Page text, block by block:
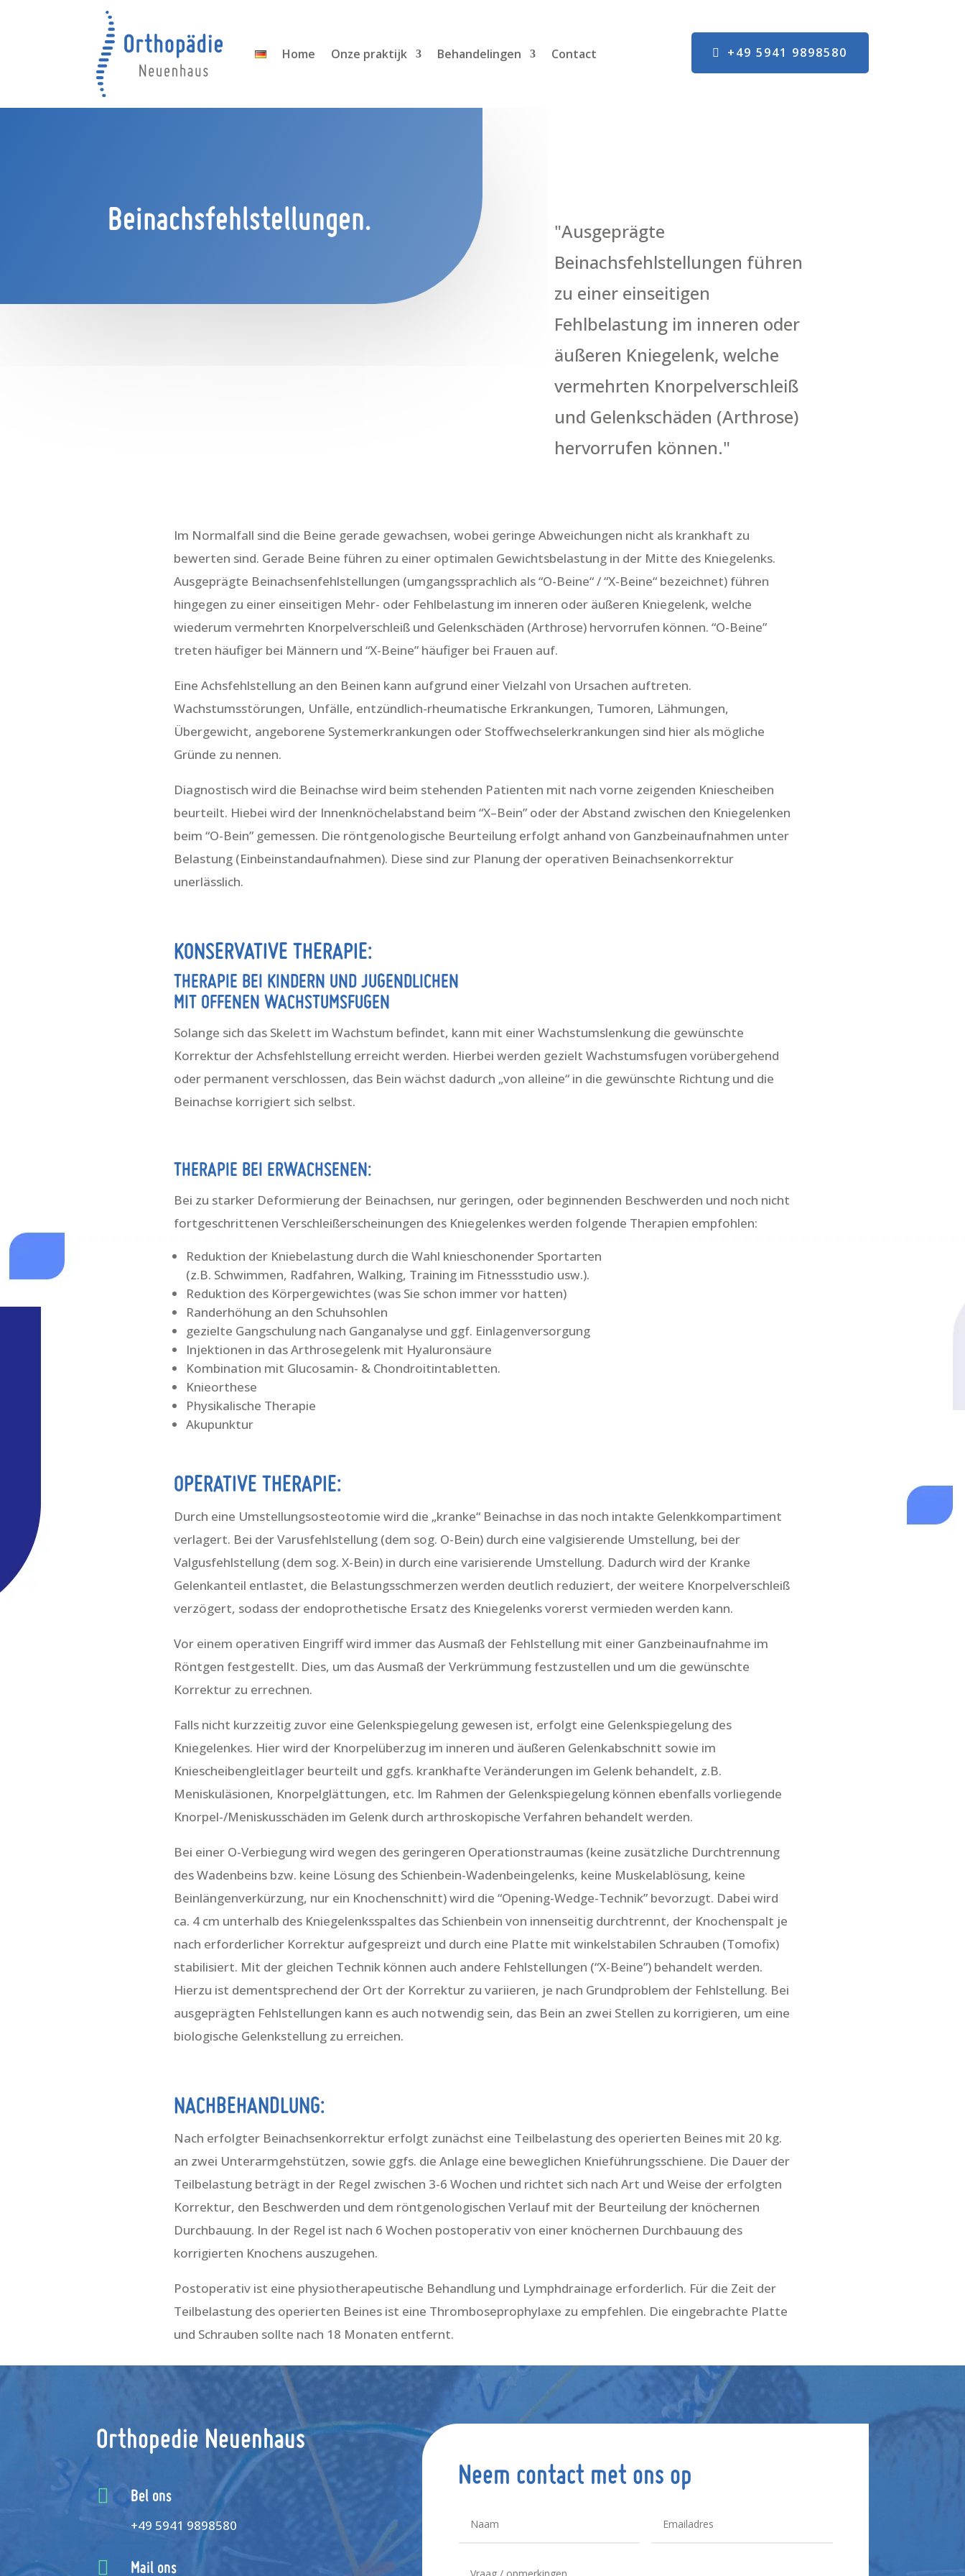
Home Onze praktijk Behandelingen Contact +49 5941 9898580
Beinachsfehlstellungen.
"Ausgeprägte
Beinachsfehlstellungen führen
zu einer einseitigen
Fehlbelastung im inneren oder
äußeren Kniegelenk, welche
vermehrten Knorpelverschleiß
und Gelenkschäden (Arthrose)
hervorrufen können."
Im Normalfall sind die Beine gerade gewachsen, wobei geringe Abweichungen nicht als krankhaft zu
bewerten sind. Gerade Beine führen zu einer optimalen Gewichtsbelastung in der Mitte des Kniegelenks.
Ausgeprägte Beinachsenfehlstellungen (umgangssprachlich als “O-Beine“ / “X-Beine“ bezeichnet) führen
hingegen zu einer einseitigen Mehr- oder Fehlbelastung im inneren oder äußeren Kniegelenk, welche
wiederum vermehrten Knorpelverschleiß und Gelenkschäden (Arthrose) hervorrufen können. “O-Beine”
treten häufiger bei Männern und “X-Beine” häufiger bei Frauen auf.
Eine Achsfehlstellung an den Beinen kann aufgrund einer Vielzahl von Ursachen auftreten.
Wachstumsstörungen, Unfälle, entzündlich-rheumatische Erkrankungen, Tumoren, Lähmungen,
Übergewicht, angeborene Systemerkrankungen oder Stoffwechselerkrankungen sind hier als mögliche
Gründe zu nennen.
Diagnostisch wird die Beinachse wird beim stehenden Patienten mit nach vorne zeigenden Kniescheiben
beurteilt. Hiebei wird der Innenknöchelabstand beim “X–Bein” oder der Abstand zwischen den Kniegelenken
beim “O-Bein” gemessen. Die röntgenologische Beurteilung erfolgt anhand von Ganzbeinaufnahmen unter
Belastung (Einbeinstandaufnahmen). Diese sind zur Planung der operativen Beinachsenkorrektur
unerlässlich.
KONSERVATIVE THERAPIE:
THERAPIE BEI KINDERN UND JUGENDLICHEN
MIT OFFENEN WACHSTUMSFUGEN
Solange sich das Skelett im Wachstum befindet, kann mit einer Wachstumslenkung die gewünschte
Korrektur der Achsfehlstellung erreicht werden. Hierbei werden gezielt Wachstumsfugen vorübergehend
oder permanent verschlossen, das Bein wächst dadurch „von alleine“ in die gewünschte Richtung und die
Beinachse korrigiert sich selbst.
THERAPIE BEI ERWACHSENEN:
Bei zu starker Deformierung der Beinachsen, nur geringen, oder beginnenden Beschwerden und noch nicht
fortgeschrittenen Verschleißerscheinungen des Kniegelenkes werden folgende Therapien empfohlen:
Reduktion der Kniebelastung durch die Wahl knieschonender Sportarten
(z.B. Schwimmen, Radfahren, Walking, Training im Fitnessstudio usw.).
Reduktion des Körpergewichtes (was Sie schon immer vor hatten)
Randerhöhung an den Schuhsohlen
gezielte Gangschulung nach Ganganalyse und ggf. Einlagenversorgung
Injektionen in das Arthrosegelenk mit Hyaluronsäure
Kombination mit Glucosamin- & Chondroitintabletten.
Knieorthese
Physikalische Therapie
Akupunktur
OPERATIVE THERAPIE:
Durch eine Umstellungsosteotomie wird die „kranke“ Beinachse in das noch intakte Gelenkkompartiment
verlagert. Bei der Varusfehlstellung (dem sog. O-Bein) durch eine valgisierende Umstellung, bei der
Valgusfehlstellung (dem sog. X-Bein) in durch eine varisierende Umstellung. Dadurch wird der Kranke
Gelenkanteil entlastet, die Belastungsschmerzen werden deutlich reduziert, der weitere Knorpelverschleiß
verzögert, sodass der endoprothetische Ersatz des Kniegelenks vorerst vermieden werden kann.
Vor einem operativen Eingriff wird immer das Ausmaß der Fehlstellung mit einer Ganzbeinaufnahme im
Röntgen festgestellt. Dies, um das Ausmaß der Verkrümmung festzustellen und um die gewünschte
Korrektur zu errechnen.
Falls nicht kurzzeitig zuvor eine Gelenkspiegelung gewesen ist, erfolgt eine Gelenkspiegelung des
Kniegelenkes. Hier wird der Knorpelüberzug im inneren und äußeren Gelenkabschnitt sowie im
Kniescheibengleitlager beurteilt und ggfs. krankhafte Veränderungen im Gelenk behandelt, z.B.
Meniskuläsionen, Knorpelglättungen, etc. Im Rahmen der Gelenkspiegelung können ebenfalls vorliegende
Knorpel-/Meniskusschäden im Gelenk durch arthroskopische Verfahren behandelt werden.
Bei einer O-Verbiegung wird wegen des geringeren Operationstraumas (keine zusätzliche Durchtrennung
des Wadenbeins bzw. keine Lösung des Schienbein-Wadenbeingelenks, keine Muskelablösung, keine
Beinlängenverkürzung, nur ein Knochenschnitt) wird die “Opening-Wedge-Technik” bevorzugt. Dabei wird
ca. 4 cm unterhalb des Kniegelenksspaltes das Schienbein von innenseitig durchtrennt, der Knochenspalt je
nach erforderlicher Korrektur aufgespreizt und durch eine Platte mit winkelstabilen Schrauben (Tomofix)
stabilisiert. Mit der gleichen Technik können auch andere Fehlstellungen (“X-Beine”) behandelt werden.
Hierzu ist dementsprechend der Ort der Korrektur zu variieren, je nach Grundproblem der Fehlstellung. Bei
ausgeprägten Fehlstellungen kann es auch notwendig sein, das Bein an zwei Stellen zu korrigieren, um eine
biologische Gelenkstellung zu erreichen.
NACHBEHANDLUNG:
Nach erfolgter Beinachsenkorrektur erfolgt zunächst eine Teilbelastung des operierten Beines mit 20 kg.
an zwei Unterarmgehstützen, sowie ggfs. die Anlage eine beweglichen Knieführungsschiene. Die Dauer der
Teilbelastung beträgt in der Regel zwischen 3-6 Wochen und richtet sich nach Art und Weise der erfolgten
Korrektur, den Beschwerden und dem röntgenologischen Verlauf mit der Beurteilung der knöchernen
Durchbauung. In der Regel ist nach 6 Wochen postoperativ von einer knöchernen Durchbauung des
korrigierten Knochens auszugehen.
Postoperativ ist eine physiotherapeutische Behandlung und Lymphdrainage erforderlich. Für die Zeit der
Teilbelastung des operierten Beines ist eine Thromboseprophylaxe zu empfehlen. Die eingebrachte Platte
und Schrauben sollte nach 18 Monaten entfernt.
Orthopedie Neuenhaus
 Bel ons
+49 5941 9898580
 Mail ons
Neem contact met ons op